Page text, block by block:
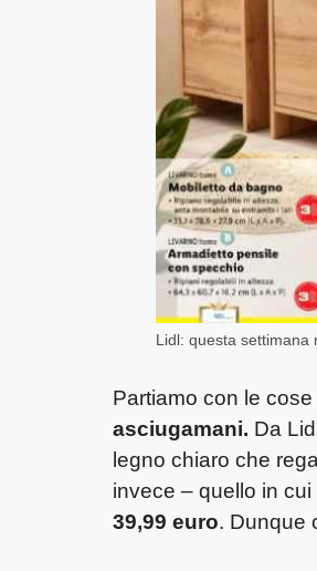
Lidl: questa settimana
Partiamo con le
asciugamani. Da
legno chiaro che
invece – quello in
39,99 euro. Dunque